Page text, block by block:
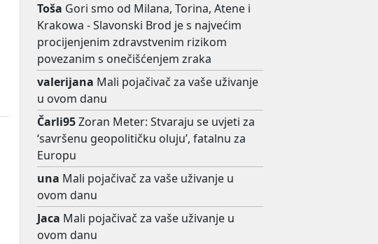
Toša Gori smo od Milana, Torina, Atene i
Krakowa - Slavonski Brod je s najvećim
procijenjenim zdravstvenim rizikom
povezanim s onečišćenjem zraka
valerijana Mali pojačivač za vaše uživanje
u ovom danu
Čarli95Zoran Meter: Stvaraju se uvjeti za
‘savršenu geopolitičku oluju’, fatalnu za
Europu
una Mali pojačivač za vaše uživanje u
ovom danu
Jaca Mali pojačivač za vaše uživanje u
ovom danu